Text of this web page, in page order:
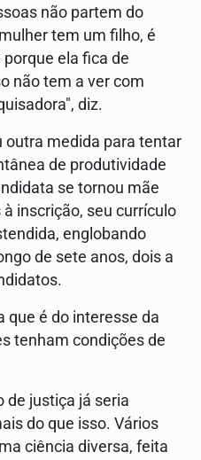
não partem do
tem um filho, é
ela fica de
não tem a ver com
diz.
outra medida para tentar
de produtividade
se tornou mãe
inscrição, seu currículo
englobando
de sete anos, dois a
que é do interesse da
tenham condições de
de justiça já seria
do que isso. Vários
ciência diversa, feita